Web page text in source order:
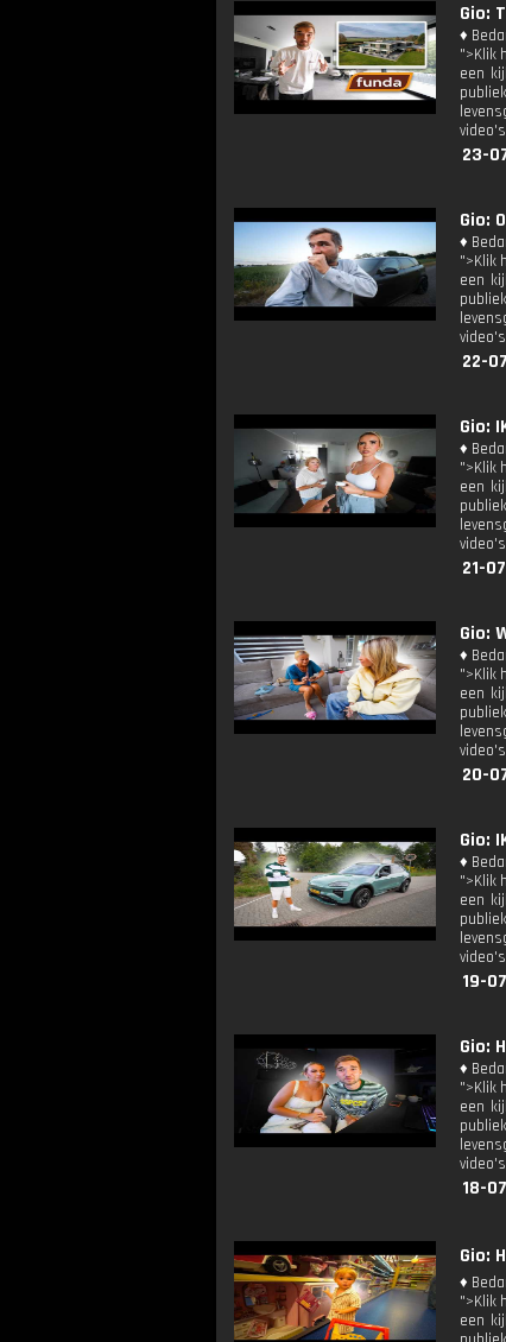
Gio:
♦
">Klik
een
23-
Gio:
♦
">Klik
een
22-
Gio:
♦
">Klik
een
21-
Gio:
♦
">Klik
een
20-
Gio:
♦
">Klik
een
19-
Gio:
♦
">Klik
een
18-
Gio:
♦
">Klik
een